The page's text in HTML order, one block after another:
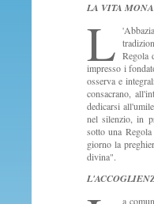
LA VITA
L Regola
impresso i
osserva e
consacrano,
dedicarsi
nel silenzio, in
sotto una
giorno la
divina".
a